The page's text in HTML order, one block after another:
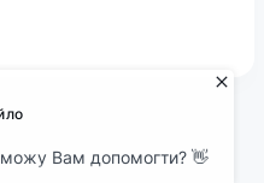
файлов cookie